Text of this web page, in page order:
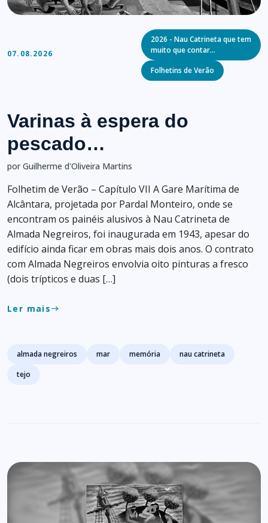
07.08.2026
Categories
2026 - Nau Catrineta que tem
muito que contar…
Folhetins de Verão
Varinas à espera do
pescado…
por Guilherme d'Oliveira Martins
Folhetim de Verão – Capítulo VII A Gare Marítima de
Alcântara, projetada por Pardal Monteiro, onde se
encontram os painéis alusivos à Nau Catrineta de
Almada Negreiros, foi inaugurada em 1943, apesar do
edifício ainda ficar em obras mais dois anos. O contrato
com Almada Negreiros envolvia oito pinturas a fresco
(dois trípticos e duas […]
Ler maiseast
Tags
almada negreiros mar memória
nau catrineta
tejo